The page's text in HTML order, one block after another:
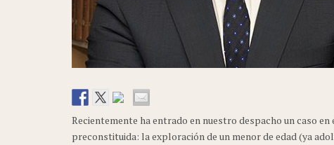
Recientemente ha entrado en nuestro despacho un caso
preconstituida: la exploración de un menor de edad (ya